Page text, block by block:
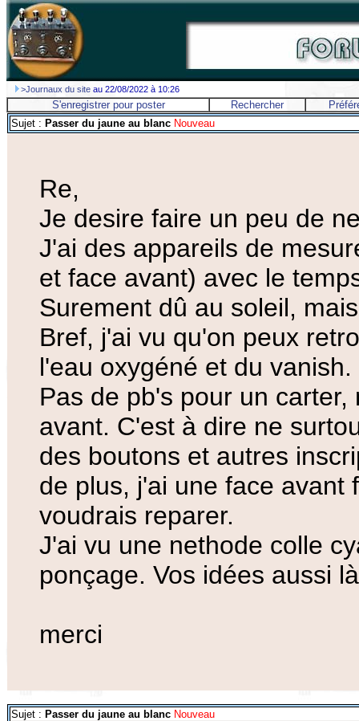
>Journaux du site au 22/08/2022 à 10:26
S'enregistrer pour poster Rechercher
Sujet : Passer du jaune au blanc Nouveau
Re,
Je desire faire un peu de
J'ai des appareils de
et face avant) avec le
Surement dû au soleil,
Bref, j'ai vu qu'on peux
l'eau oxygéné et du vanish.
Pas de pb's pour un
avant. C'est à dire ne
des boutons et autres
de plus, j'ai une face avant
voudrais reparer.
J'ai vu une nethode colle
ponçage. Vos idées aussi
merci
Sujet : Passer du jaune au blanc Nouveau